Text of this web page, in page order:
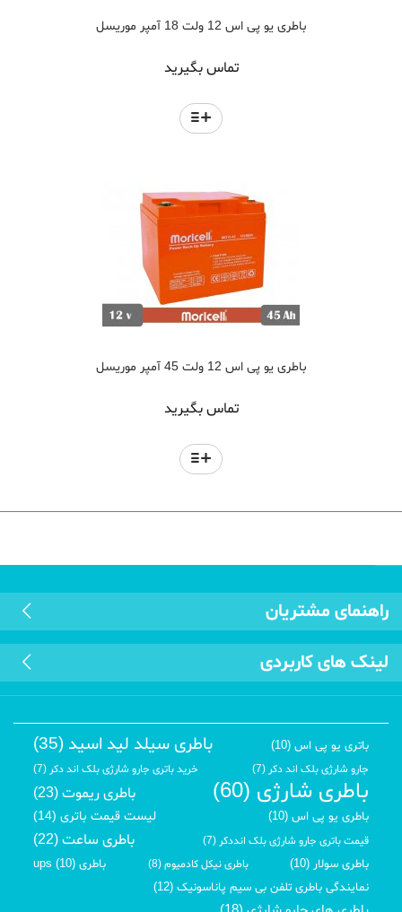
باطری یو پی اس 12 ولت 18 آمپر موریسل
تماس بگیرید
باطری یو پی اس 12 ولت 45 آمپر موریسل
تماس بگیرید
راهنمای مشتریان
لینک های کاربردی
باتری یو پی اس (10) باطری سیلد لید اسید (35)
جارو شارژی بلک اند دکر (7) خرید باتری جارو شارژی بلک اند دکر (7)
باطری شارژی (60) باطری ریموت (23)
باطری یو پی اس (10) لیست قیمت باتری (14)
قیمت باتری جارو شارژی بلک انددکر (7) باطری ساعت (22)
باطری سولار (10) باطری نیکل کادمیوم (8)
باطری ups (10)
نمایندگی باطری تلفن بی سیم پاناسونیک (12)